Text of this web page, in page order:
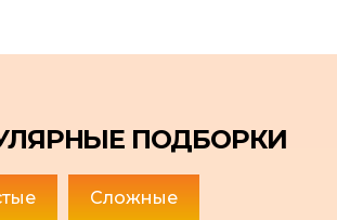
ПОДБОРКИ
Сложные